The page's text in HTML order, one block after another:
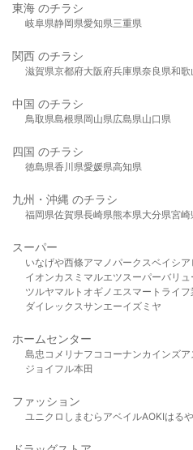
東海 のチラシ
岐阜県静岡県愛知県三重県
関西 のチラシ
滋賀県京都府大阪府兵庫県奈良県和歌
中国 のチラシ
鳥取県島根県岡山県広島県山口県
四国 のチラシ
徳島県香川県愛媛県高知県
九州・沖縄 のチラシ
福岡県佐賀県長崎県熊本県大分県宮崎
スーパー
いなげや西條アマノパークスベイシア
イオンカスミ マルエツスーパーバリュ
ツルヤマルト オギノ エスマート ライフ
ダイレックスサンエーイズミヤ
ホームセンター
島忠 コメリ ナフコ コーナンカインズ
ジョイフル本田
ファッション
ユニクロ しまむら アベイルAOKIはる